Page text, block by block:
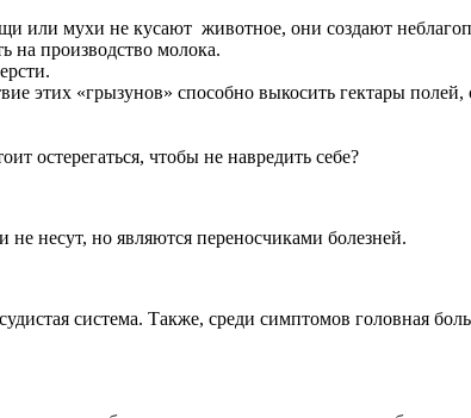
или мухи не кусают животное, они создают
на производство молока.
этих «грызунов» способно выкосить гектары полей,
остерегаться, чтобы не навредить себе?
несут, но являются переносчиками болезней.
система. Также, среди симптомов головная